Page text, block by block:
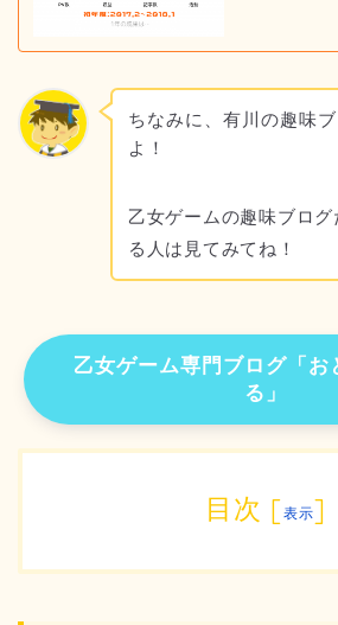
ちなみに、有川の趣味
よ！
乙女ゲームの趣味ブロ
る人は見てみてね！
乙女ゲーム専門ブログ「お
る」
目次 [表示]